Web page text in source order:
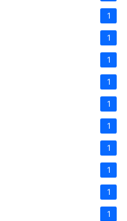
1
1
1
1
1
1
1
1
1
1